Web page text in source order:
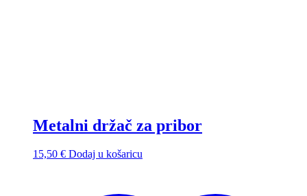
Metalni držač za pribor
15,50 € Dodaj u košaricu